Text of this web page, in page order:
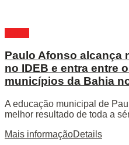
Paulo Afonso alcança
no IDEB e entra entre
municípios da Bahia
A educação municipal de
melhor resultado de toda a
Mais informaçãoDetails